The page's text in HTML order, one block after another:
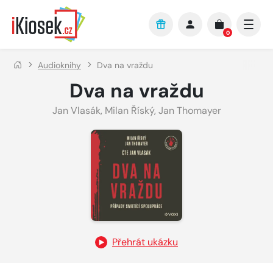
Přejít na hlavní obsah
0
Audioknihy Dva na vraždu
Dva na vraždu
Jan Vlasák, Milan Říský, Jan Thomayer
Přehrát ukázku